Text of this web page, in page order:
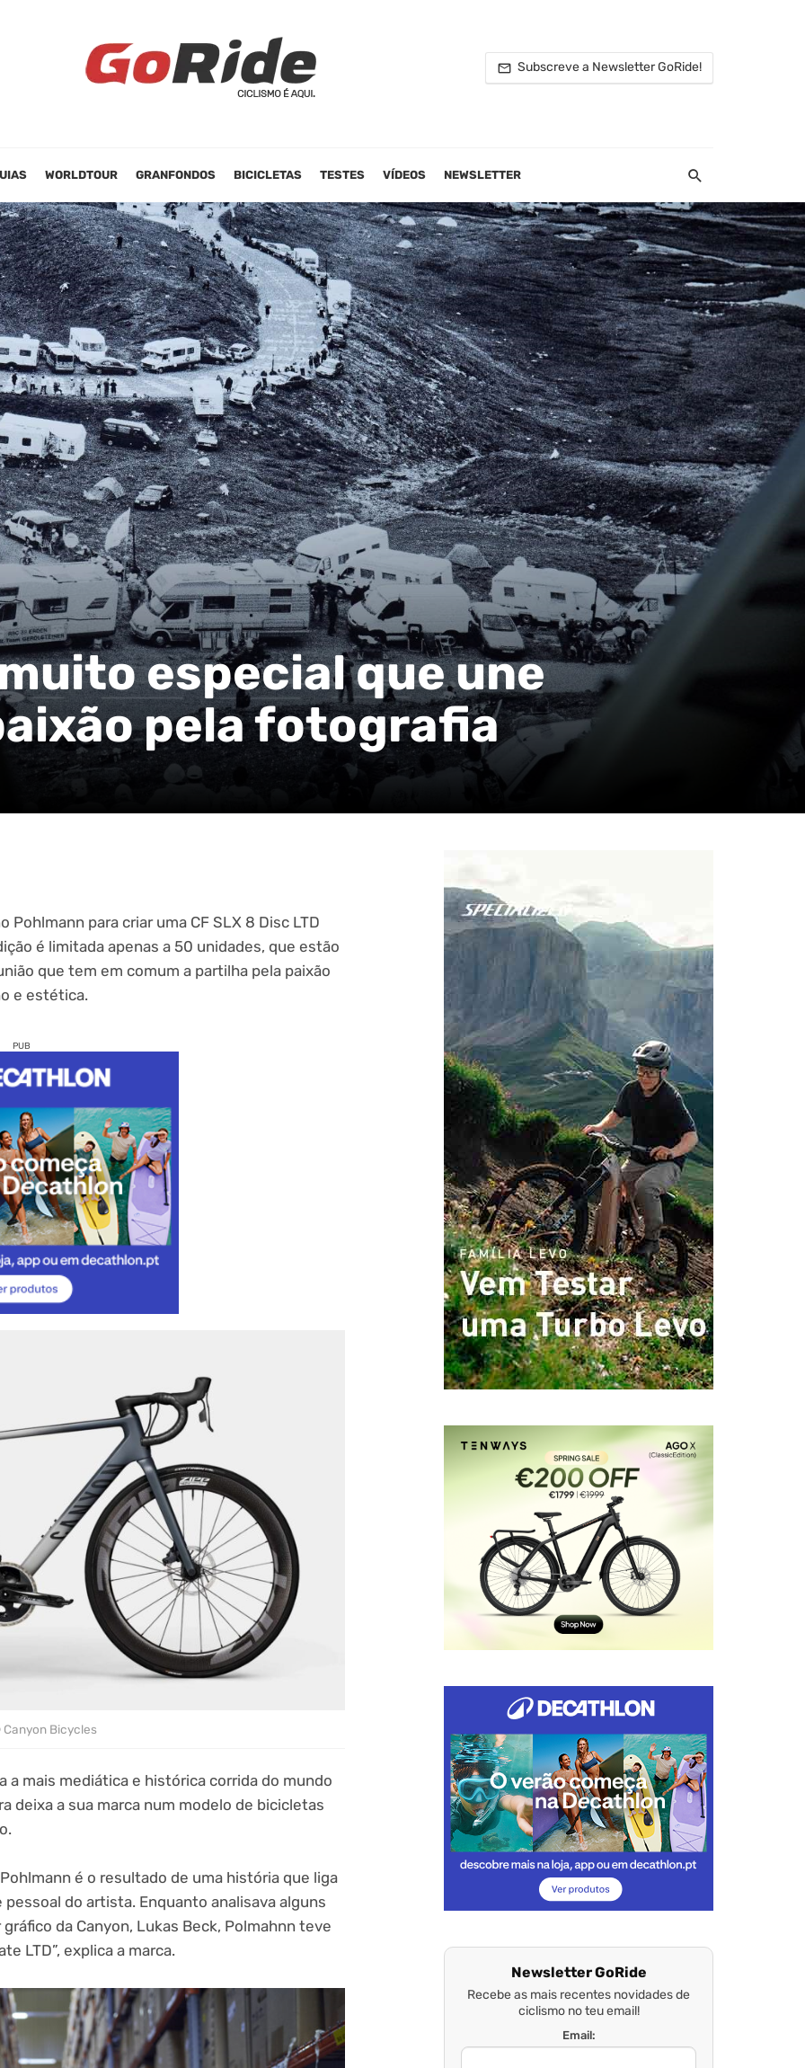
Subscreve a Newsletter GoRide!
WORLDTOUR GRANFONDOS BICICLETAS TESTES VÍDEOS NEWSLETTER
especial que une
pela fotografia
para criar uma CF SLX 8 Disc LTD
é limitada apenas a 50 unidades, que estão
que tem em comum a partilha pela paixão
e estética.
PUB
Bicycles
mais mediática e histórica corrida do mundo
deixa a sua marca num modelo de bicicletas
é o resultado de uma história que liga
do artista. Enquanto analisava alguns
da Canyon, Lukas Beck, Polmahnn teve
LTD”, explica a marca.
Newsletter GoRide
Recebe as mais recentes novidades de
ciclismo no teu email!
Email: